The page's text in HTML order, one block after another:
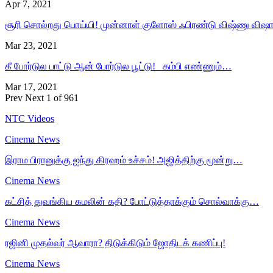
Apr 7, 2021
சூரி சொல்றது பொய்யி! முன்னாள் குளோஸ் ஃபிரண்டு விஷ்ணு
Mar 23, 2021
கீ போர்டுல பாட்டு ஆன் போர்டுல பூட்டு! கம்பி எண்ணும்…
Mar 17, 2021
Prev Next 1 of 961
NTC Videos
Cinema News
இராம பிரானுக்கு ஐந்து கிரஹம் உச்சம்! அஜித்திற்கு மூன்று…
Cinema News
கட்சித் துவங்கிய கமலின் கதி? போட்டுத்தாக்கும் சொல்வாக்கு…
Cinema News
ரஜினி முதல்வர் ஆவாரா? திடுக்கிடும் ஜோதிடக் கணிப்பு!
Cinema News